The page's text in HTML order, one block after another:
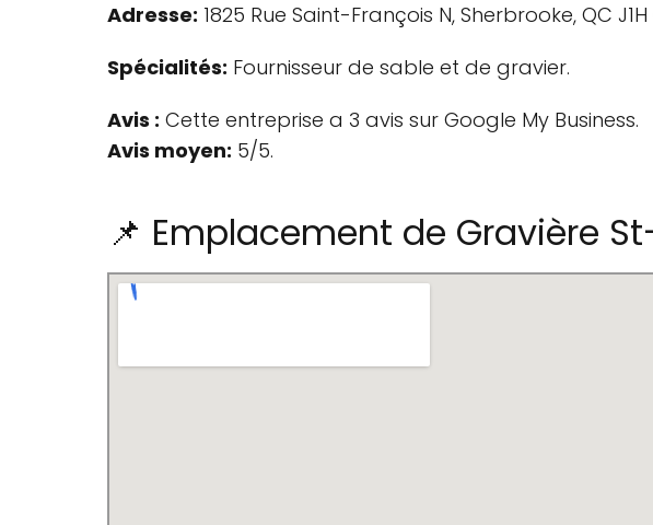
Adresse: 1825 Rue Saint-François N, Sherbrooke, QC
Spécialités: Fournisseur de sable et de gravier.
Avis : Cette entreprise a 3 avis sur Google My Business.
Avis moyen: 5/5.
📌 Emplacement de Gravière